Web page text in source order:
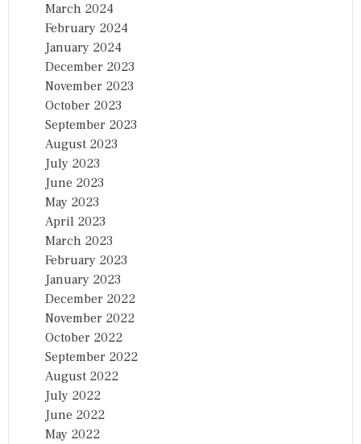
March 2024
February 2024
January 2024
December 2023
November 2023
October 2023
September 2023
August 2023
July 2023
June 2023
May 2023
April 2023
March 2023
February 2023
January 2023
December 2022
November 2022
October 2022
September 2022
August 2022
July 2022
June 2022
May 2022